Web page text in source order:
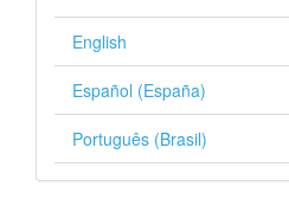
English
Español (España)
Português (Brasil)